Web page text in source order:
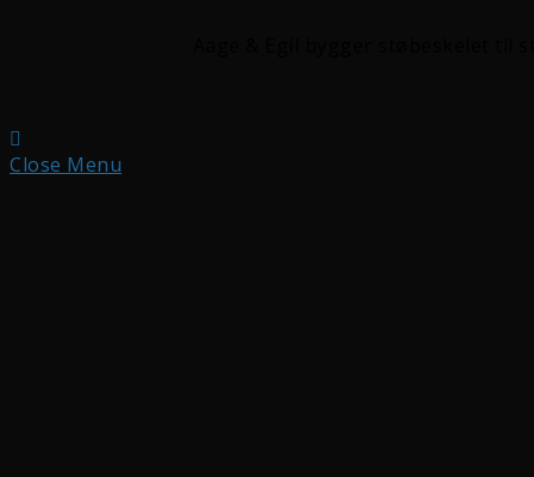
Close Menu